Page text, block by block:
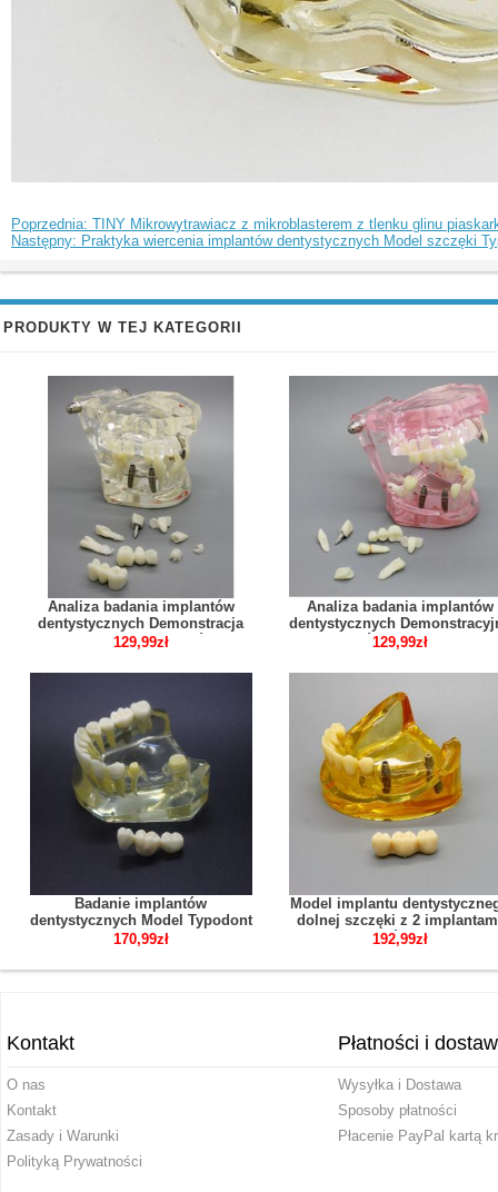
Poprzednia: TINY Mikrowytrawiacz z mikroblasterem z tlenku glinu
Następny: Praktyka wiercenia implantów dentystycznych Model szczęki
PRODUKTY W TEJ KATEGORII
Analiza badania implantów
dentystycznych Demonstracja
modelu choroby zębów z
129,99zł
Analiza badania implantów
dentystycznych
model zębów z odbudową
129,99zł
Badanie implantów
dentystycznych Model Typodont
Most korony dolnej szczęki 2010
170,99zł
Model implantu
dolnej szczęki z 2
mostów 2011
192,99zł
Kontakt
O nas
Kontakt
Zasady i Warunki
Polityką Prywatności
Płatności i
Wysyłka i Dostawa
Sposoby płatności
Płacenie PayPal kartą